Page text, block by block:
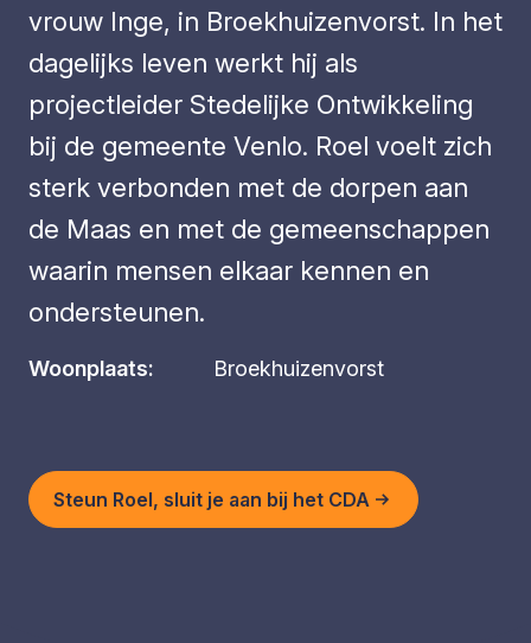
vrouw Inge, in Broekhuizenvorst. In het
dagelijks leven werkt hij als
projectleider Stedelijke Ontwikkeling
bij de gemeente Venlo. Roel voelt zich
sterk verbonden met de dorpen aan
de Maas en met de gemeenschappen
waarin mensen elkaar kennen en
ondersteunen.
Woonplaats: Broekhuizenvorst
Steun Roel, sluit je aan bij het CDA